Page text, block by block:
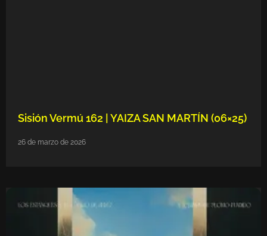
Sisión Vermú 162 | YAIZA SAN MARTÍN (06×25)
26 de marzo de 2026